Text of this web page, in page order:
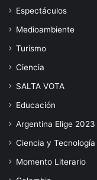
Espectáculos
Medioambiente
Turismo
Ciencia
SALTA VOTA
Educación
Argentina Elige 2023
Ciencia y Tecnología
Momento Literario